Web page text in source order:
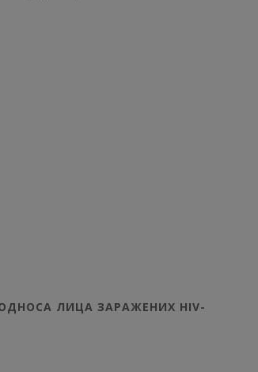
ЛИЦА ЗАРАЖЕНИХ HIV-